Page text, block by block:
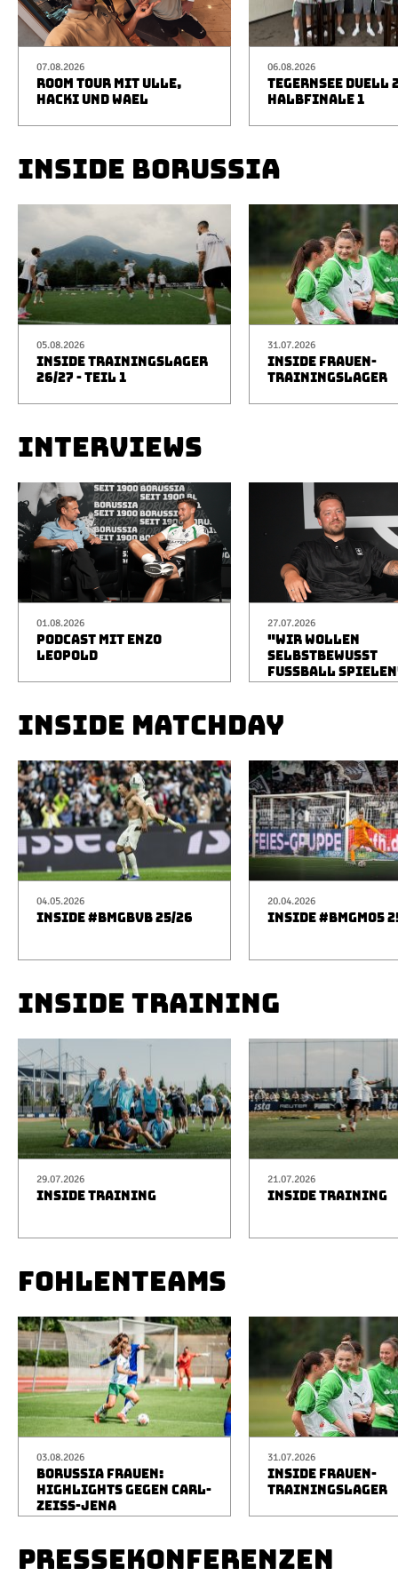
07.08.2026
ROOM TOUR MIT ULLE,
HACKI UND WAEL
06.08.2026
TEGERNSEE DUELL
HALBFINALE 1
INSIDE BORUSSIA
05.08.2026
INSIDE TRAININGSLAGER
26/27 - TEIL 1
31.07.2026
INSIDE FRAUEN-
TRAININGSLAGER
INTERVIEWS
01.08.2026
PODCAST MIT ENZO
LEOPOLD
27.07.2026
"WIR WOLLEN
SELBSTBEWUSST
FUSSBALL
INSIDE MATCHDAY
04.05.2026
INSIDE #BMGBVB 25/26
20.04.2026
INSIDE #BMGM05
INSIDE TRAINING
29.07.2026
INSIDE TRAINING
21.07.2026
INSIDE TRAINING
FOHLENTEAMS
03.08.2026
BORUSSIA FRAUEN:
HIGHLIGHTS GEGEN CARL-
ZEISS-JENA
31.07.2026
INSIDE FRAUEN-
TRAININGSLAGER
PRESSEKONFERENZEN